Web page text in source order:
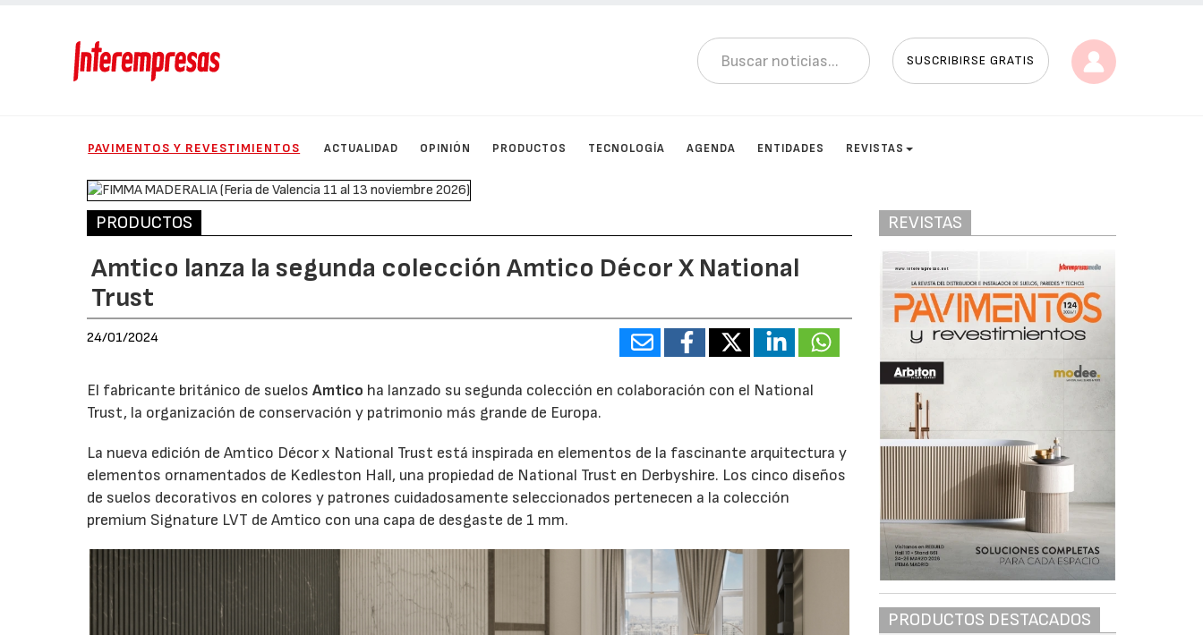
SUSCRIBIRSE GRATIS
PAVIMENTOS Y REVESTIMIENTOS ACTUALIDAD OPINIÓN PRODUCTOS TECNOLOGÍA AGENDA ENTIDADES REVISTAS
PRODUCTOS
Amtico lanza la segunda colección Amtico Décor X National
Trust
24/01/2024
El fabricante británico de suelosAmtico ha lanzado su segunda colección en colaboración con el National
Trust, la organización de conservación y patrimonio más grande de Europa.
La nueva edición de Amtico Décor x National Trust está inspirada en elementos de la fascinante arquitectura y
elementos ornamentados de Kedleston Hall, una propiedad de National Trust en Derbyshire. Los cinco diseños
de suelos decorativos en colores y patrones cuidadosamente seleccionados pertenecen a la colección
premium Signature LVT de Amtico con una capa de desgaste de 1 mm.
REVISTAS
PRODUCTOS DESTACADOS